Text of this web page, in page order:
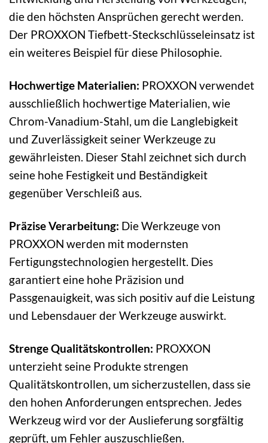
die den höchsten Ansprüchen gerecht werden.
Der PROXXON Tiefbett-Steckschlüsseleinsatz ist
ein weiteres Beispiel für diese Philosophie.
Hochwertige Materialien: PROXXON verwendet
ausschließlich hochwertige Materialien, wie
Chrom-Vanadium-Stahl, um die Langlebigkeit
und Zuverlässigkeit seiner Werkzeuge zu
gewährleisten. Dieser Stahl zeichnet sich durch
seine hohe Festigkeit und Beständigkeit
gegenüber Verschleiß aus.
Präzise Verarbeitung: Die Werkzeuge von
PROXXON werden mit modernsten
Fertigungstechnologien hergestellt. Dies
garantiert eine hohe Präzision und
Passgenauigkeit, was sich positiv auf die Leistung
und Lebensdauer der Werkzeuge auswirkt.
Strenge Qualitätskontrollen: PROXXON
unterzieht seine Produkte strengen
Qualitätskontrollen, um sicherzustellen, dass sie
den hohen Anforderungen entsprechen. Jedes
Werkzeug wird vor der Auslieferung sorgfältig
geprüft, um Fehler auszuschließen.